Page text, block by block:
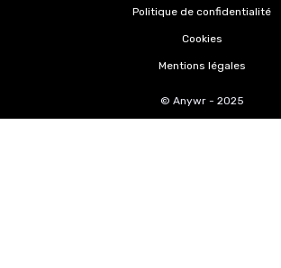
Politique de confidentialité
Cookies
Mentions légales
© Anywr - 2025